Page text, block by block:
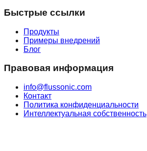
Быстрые ссылки
Продукты
Примеры внедрений
Блог
Правовая информация
info@flussonic.com
Контакт
Политика конфиденциальности
Интеллектуальная собственность